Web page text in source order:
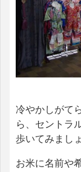
冷やかしがて
ら、セントラ
歩いてみましょ
お米に名前や